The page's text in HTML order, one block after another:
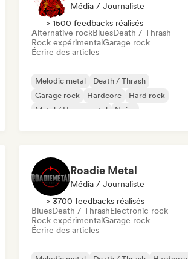
Média / Journaliste
> 1500 feedbacks réalisés
Alternative rockBluesDeath / Thrash
Rock expérimentalGarage rock
Écrire des articles
Melodic metal
Death / Thrash
Garage rock
Hardcore
Hard rock
Metal / Heavy metal
Noise
Roadie Metal
Média / Journaliste
> 3700 feedbacks réalisés
BluesDeath / ThrashElectronic rock
Rock expérimentalGarage rock
Écrire des articles